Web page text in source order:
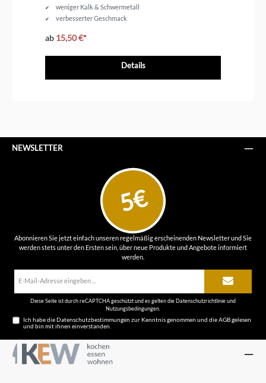
weniger Kalk & Schwermetall
verbesserter Geschmack
ab 15,50 €*
Details
NEWSLETTER
5€
Abonnieren Sie jetzt einfach unseren regelmäßig erscheinenden Newsletter und Sie
werden stets unter den Ersten sein, über neue Produkte und Angebote informiert
werden.
Diese Seite ist durch reCAPTCHA geschützt und es gelten die Datenschutzrichtlinieund
Nutzungsbedingungen.
Ich habe dieDatenschutzbestimmungen zur Kenntnis genommen und dieAGBgelesen
und bin mit ihnen einverstanden.